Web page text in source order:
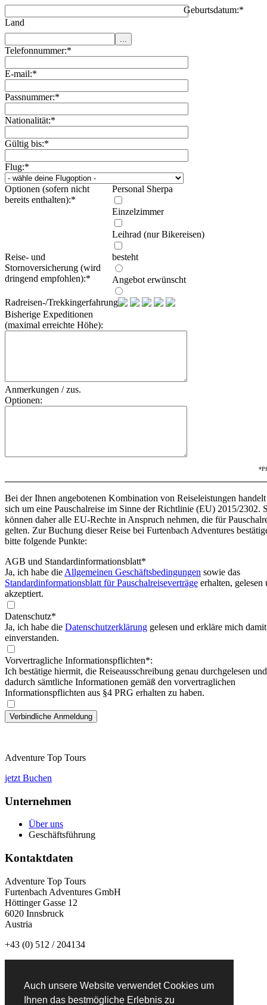
Auch unsere Website verwendet Cookies um
Ihnen das bestmögliche Erlebnis zu
Land
Geburtsdatum:*
Telefonnummer:*
E-mail:*
Passnummer:*
Nationalität:*
Gültig bis:*
Flug:*
Optionen (sofern nicht
bereits enthalten):*
Personal Sherpa
Einzelzimmer
Leihrad (nur Bikereisen)
Reise- und
Stornoversicherung (wird
dringend empfohlen):*
besteht
Angebot erwünscht
Radreisen-/Trekkingerfahrung:
Bisherige Expeditionen
(maximal erreichte Höhe):
Anmerkungen / zus.
Optionen:
Bei der Ihnen angebotenen Kombination von Reiseleistungen handelt
sich um eine Pauschalreise im Sinne der Richtlinie (EU) 2015/2302.
können daher alle EU-Rechte in Anspruch nehmen, die für
gelten. Zur Buchung dieser Reise bei Furtenbach Adventures
bitte folgende Punkte:
AGB und Standardinformationsblatt*
Ja, ich habe die Allgemeinen Geschäftsbedingungen sowie das
Standardinformationsblatt für Pauschalreiseverträge erhalten, gelesen
akzeptiert.
Datenschutz*
Ja, ich habe die Datenschutzerklärung gelesen und erkläre mich damit
einverstanden.
Vorvertragliche Informationspflichten*:
Ich bestätige hiermit, die Reiseausschreibung genau durchgelesen und
dadurch sämtliche Informationen gemäß den vorvertraglichen
Informationspflichten aus §4 PRG erhalten zu haben.
Adventure Top Tours
jetzt Buchen
Unternehmen
Über uns
Geschäftsführung
Kontaktdaten
Adventure Top Tours
Furtenbach Adventures GmbH
Höttinger Gasse 12
6020 Innsbruck
Austria
+43 (0) 512 / 204134
Newsletteranmeldung: